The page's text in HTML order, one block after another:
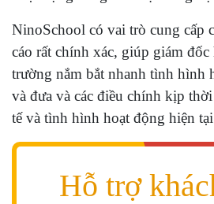
NinoSchool có vai trò cung cấp
cáo rất chính xác, giúp giám đốc
trường nắm bắt nhanh tình hình
và đưa và các điều chính kịp
tế và tình hình hoạt động hiện tại
Hỗ trợ